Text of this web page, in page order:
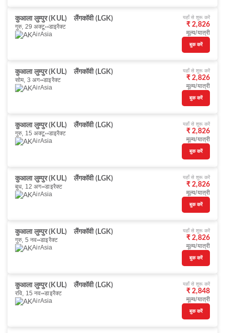
कुआला लुम्पुर (KUL)
लैंगकॉवी (LGK)
गुरु, 29 अक्टू॰ डाइरैक्ट
AirAsia
यहाँ से शुरू करें
₹ 2,826
मूल्य/यात्री
बुक करें
कुआला लुम्पुर (KUL)
लैंगकॉवी (LGK)
सोम, 3 अग॰ डाइरैक्ट
AirAsia
यहाँ से शुरू करें
₹ 2,826
मूल्य/यात्री
बुक करें
कुआला लुम्पुर (KUL)
लैंगकॉवी (LGK)
गुरु, 15 अक्टू॰ डाइरैक्ट
AirAsia
यहाँ से शुरू करें
₹ 2,826
मूल्य/यात्री
बुक करें
कुआला लुम्पुर (KUL)
लैंगकॉवी (LGK)
बुध, 12 अग॰ डाइरैक्ट
AirAsia
यहाँ से शुरू करें
₹ 2,826
मूल्य/यात्री
बुक करें
कुआला लुम्पुर (KUL)
लैंगकॉवी (LGK)
गुरु, 5 नव॰ डाइरैक्ट
AirAsia
यहाँ से शुरू करें
₹ 2,826
मूल्य/यात्री
बुक करें
कुआला लुम्पुर (KUL)
लैंगकॉवी (LGK)
रवि, 15 नव॰ डाइरैक्ट
AirAsia
यहाँ से शुरू करें
₹ 2,848
मूल्य/यात्री
बुक करें